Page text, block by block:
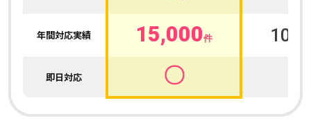
年間対応実績 15,000件
即日対応 〇